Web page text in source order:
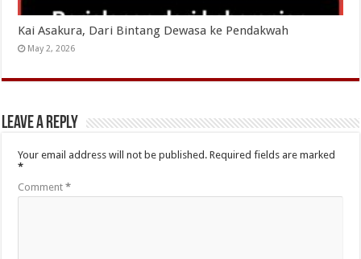
Kai Asakura, Dari Bintang Dewasa ke Pendakwah
May 2, 2026
Leave a Reply
Your email address will not be published. Required fields are marked
*
Comment*